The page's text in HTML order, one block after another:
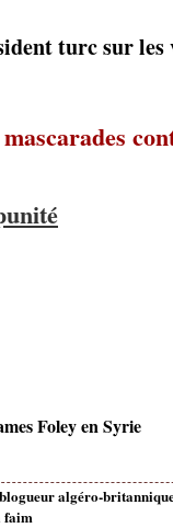
turc sur
Foley en Syrie
algéro-
faim